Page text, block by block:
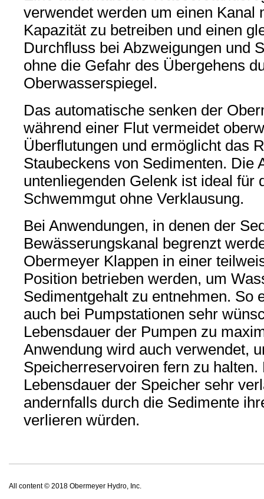
verwendet werden um einen Kanal
Kapazität zu betreiben und einen
Durchfluss bei Abzweigungen und
ohne die Gefahr des Übergehens
Oberwasserspiegel.
Das automatische senken der
während einer Flut vermeidet
Überflutungen und ermöglicht das
Staubeckens von Sedimenten. Die
untenliegenden Gelenk ist ideal für
Schwemmgut ohne Verklausung.
Bei Anwendungen, in denen der
Bewässerungskanal begrenzt
Obermeyer Klappen in einer
Position betrieben werden, um
Sedimentgehalt zu entnehmen. So
auch bei Pumpstationen sehr
Lebensdauer der Pumpen zu
Anwendung wird auch verwendet,
Speicherreservoiren fern zu
Lebensdauer der Speicher sehr
andernfalls durch die Sedimente
verlieren würden.
All content © 2018 Obermeyer Hydro, Inc.